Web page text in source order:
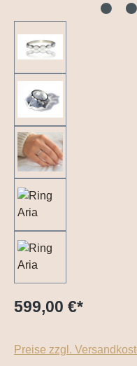
599,00 €*
Preise zzgl.